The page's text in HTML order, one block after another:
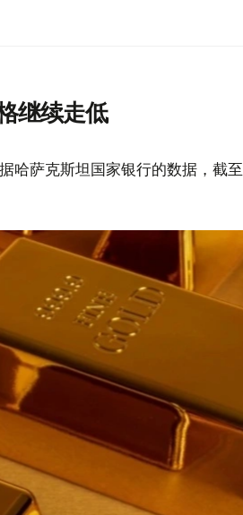
继续走低
哈萨克斯坦国家银行的数据，截